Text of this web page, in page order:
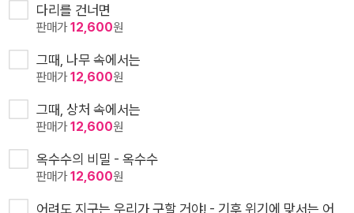
다리를 건너면
판매가12,600원
그때, 나무 속에서는
판매가12,600원
그때, 상처 속에서는
판매가12,600원
옥수수의 비밀 - 옥수수
판매가12,600원
어려도 지구는 우리가 구할 거야! - 기후 위기에 맞서는 어